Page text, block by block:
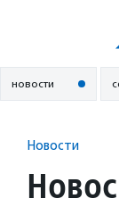
новости
Новости